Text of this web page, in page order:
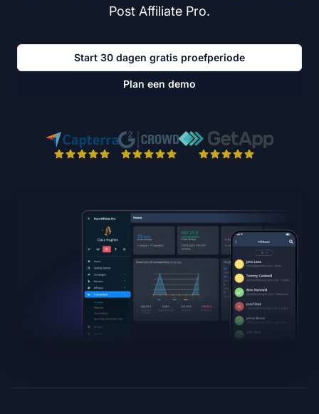
Post Affiliate Pro.
Start 30 dagen gratis proefperiode
Plan een demo